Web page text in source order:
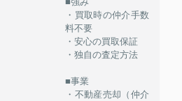
・買取時の仲介手数
料不要
・安心の買取保証
・独自の査定方法
■事業
・不動産売却（仲介